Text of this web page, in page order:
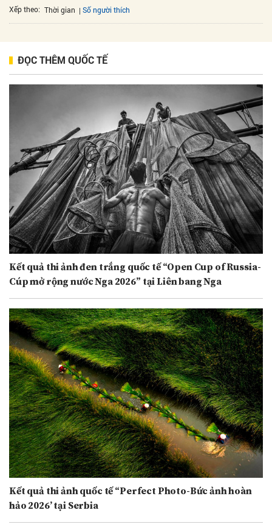
Xếp theo: Thời gian Số người thích
ĐỌC THÊM QUỐC TẾ
Kết quả thi ảnh đen trắng quốc tế “Open Cup of Russia-
Cúp mở rộng nước Nga 2026” tại Liên bang Nga
Kết quả thi ảnh quốc tế “Perfect Photo-Bức ảnh hoàn
hảo 2026’ tại Serbia